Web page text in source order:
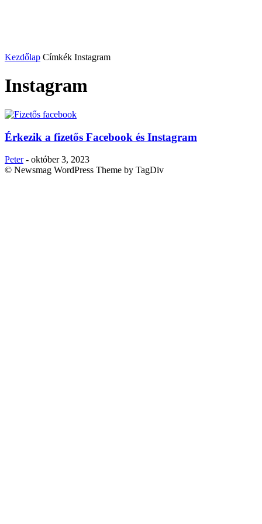
Kezdőlap Címkék Instagram
Instagram
Érkezik a fizetős Facebook és Instagram
Peter - október 3, 2023
© Newsmag WordPress Theme by TagDiv